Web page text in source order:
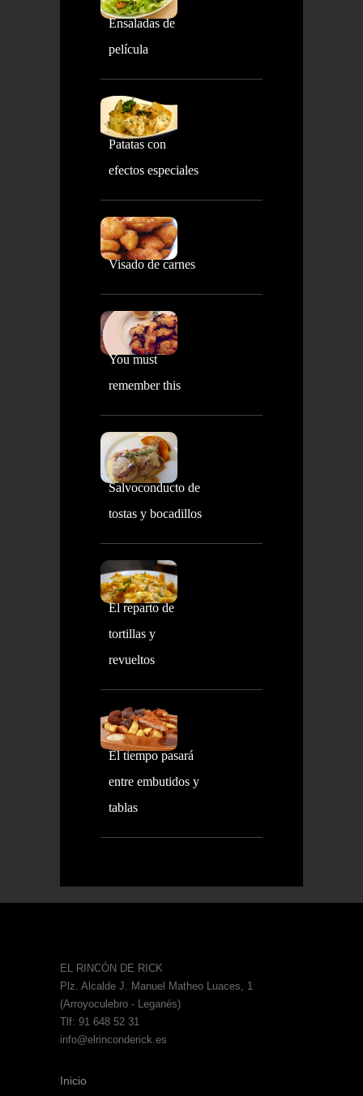
Ensaladas de
película
Patatas con
efectos especiales
Visado de carnes
You must
remember this
Salvoconducto de
tostas y bocadillos
El reparto de
tortillas y
revueltos
El tiempo pasará
entre embutidos y
tablas
EL RINCÓN DE RICK
Plz. Alcalde J. Manuel Matheo Luaces, 1
(Arroyoculebro - Leganés)
Tlf: 91 648 52 31
info@elrinconderick.es
Inicio